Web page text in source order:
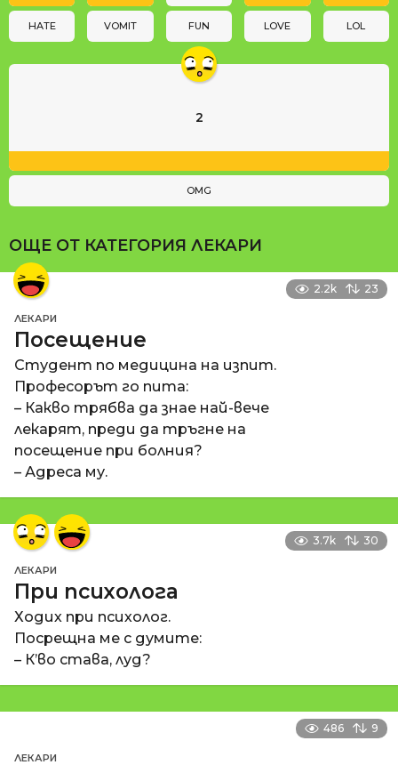
HATE VOMIT FUN LOVE LOL
2
OMG
ОЩЕ ОТ КАТЕГОРИЯ ЛЕКАРИ
2.2k 23
ЛЕКАРИ
Посещение
Студент по медицина на изпит.
Професорът го пита:
– Какво трябва да знае най-вече
лекарят, преди да тръгне на
посещение при болния?
– Адреса му.
3.7k 30
ЛЕКАРИ
При психолога
Ходих при психолог.
Посрещна ме с думите:
– К’во става, луд?
486 9
ЛЕКАРИ